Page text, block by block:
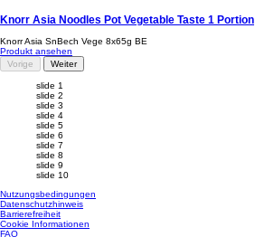
Knorr Asia Noodles Pot Vegetable Taste 1 Portion
Knorr Asia SnBech Vege 8x65g BE
Produkt ansehen
Vorige
Weiter
slide 1
slide 2
slide 3
slide 4
slide 5
slide 6
slide 7
slide 8
slide 9
slide 10
Nutzungsbedingungen
Datenschutzhinweis
Cookie-Einstellungen